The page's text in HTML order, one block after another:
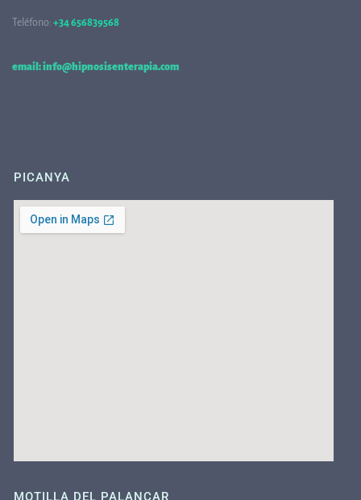
Teléfono: +34 656839568
email: info@hipnosisenterapia.com
PICANYA
MOTILLA DEL PALANCAR